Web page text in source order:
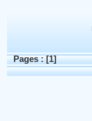
Pages : [1]